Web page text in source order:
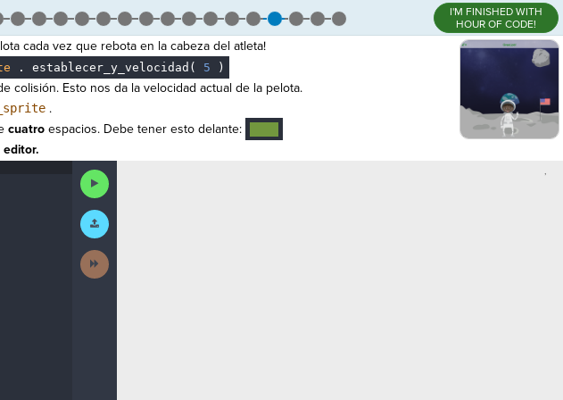
I'M FINISHED WITH
HOUR OF CODE!
cada vez que rebota en la cabeza del atleta!
. establecer_y_velocidad( 5 )
colisión. Esto nos da la velocidad actual de la pelota.
.
cuatroespacios. Debe tener esto delante:
editor.
Run
Code
Submit
Work
Next
Activity
,